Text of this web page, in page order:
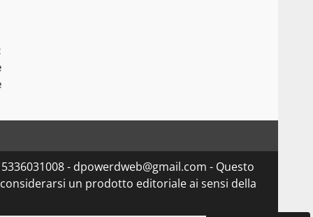
- dpowerdweb@gmail.com - Questo
un prodotto editoriale ai sensi della